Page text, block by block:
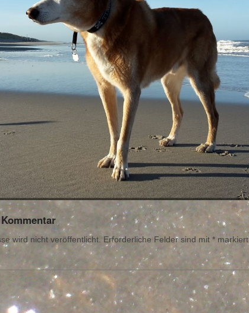
wird nicht veröffentlicht. Erforderliche Felder sind mit * markiert